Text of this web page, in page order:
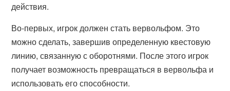
действия.
Во-первых, игрок должен стать вервольфом. Это
можно сделать, завершив определенную квестовую
линию, связанную с оборотнями. После этого игрок
получает возможность превращаться в вервольфа и
использовать его способности.